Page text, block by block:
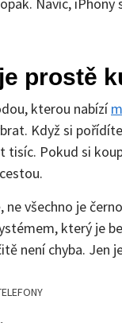
prostě
kterou nabízí
Když si
Pokud si
ne všechno je
který je
není chyba. Jen